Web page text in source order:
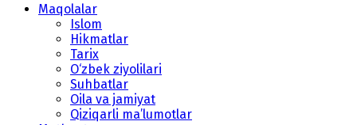
Maqolalar
Islom
Hikmatlar
Tarix
O‘zbek ziyolilari
Suhbatlar
Oila va jamiyat
Qiziqarli ma’lumotlar